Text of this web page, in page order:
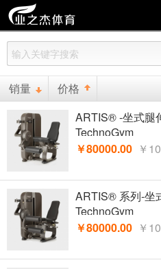
销量 价格
ARTIS® -坐式腿
TechnoGym
￥80000.00 ￥
ARTIS® 系列-坐
TechnoGym
￥80000.00 ￥